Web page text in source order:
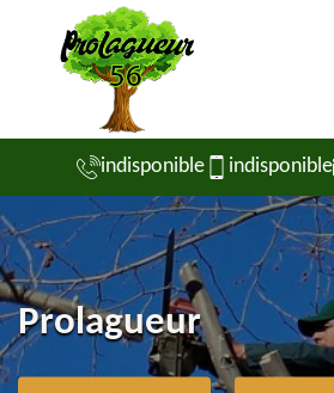
indisponible indisponible
Prolagueur